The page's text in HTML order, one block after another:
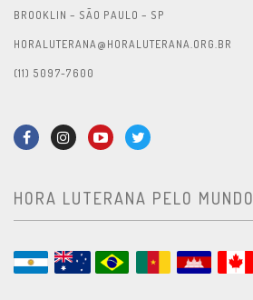
BROOKLIN – SÃO PAULO – SP
HORALUTERANA@HORALUTERANA.ORG.BR
(11) 5097-7600
HORA LUTERANA PELO MUNDO